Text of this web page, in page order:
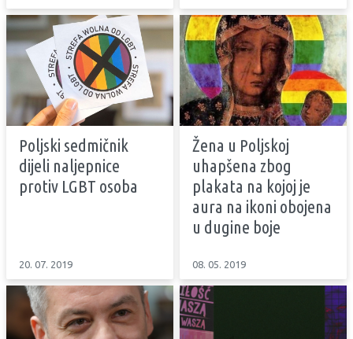
Poljski sedmičnik
dijeli naljepnice
protiv LGBT osoba
20. 07. 2019
Žena u Poljskoj
uhapšena zbog
plakata na kojoj je
aura na ikoni obojena
u dugine boje
08. 05. 2019